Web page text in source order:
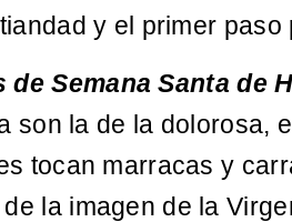
y el primer
Semana Santa de
son la de la dolorosa,
tocan marracas y
la imagen de la